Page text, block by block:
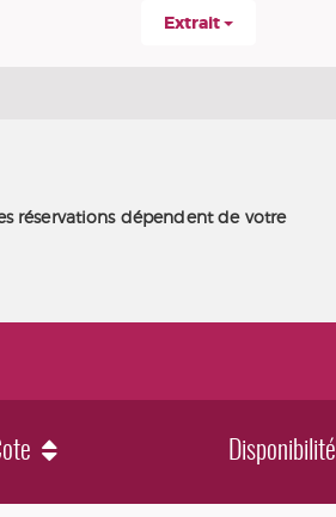
Extrait
réservations dépendent de votre
Disponibilité